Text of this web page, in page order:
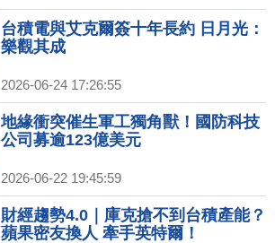
台積電與艾克爾簽十年長約 日月光：
樂觀其成
2026-06-24 17:26:55
地緣衝突催生軍工獨角獸！國防科技
公司募逾123億美元
2026-06-22 19:45:59
財經趨勢4.0｜庫克搶不到台積產能？
蘋果密友換人 牽手英特爾！